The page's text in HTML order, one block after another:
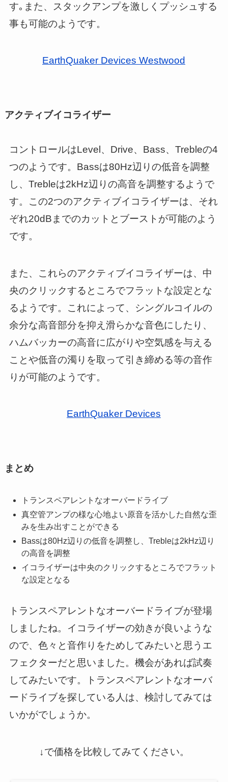
す｡また、スタックアンプを激しくプッシュする
事も可能のようです。
EarthQuaker Devices Westwood
アクティブイコライザー
コントロールはLevel、Drive、Bass、Trebleの4
つのようです。Bassは80Hz辺りの低音を調整
し、Trebleは2kHz辺りの高音を調整するようで
す。この2つのアクティブイコライザーは、それ
ぞれ20dBまでのカットとブーストが可能のよう
です。
また、これらのアクティブイコライザーは、中
央のクリックするところでフラットな設定とな
るようです。これによって、シングルコイルの
余分な高音部分を抑え滑らかな音色にしたり、
ハムバッカーの高音に広がりや空気感を与える
ことや低音の濁りを取って引き締める等の音作
りが可能のようです。
EarthQuaker Devices
まとめ
トランスペアレントなオーバードライブ
真空管アンプの様な心地よい原音を活かした自然な歪
みを生み出すことができる
Bassは80Hz辺りの低音を調整し、Trebleは2kHz辺り
の高音を調整
イコライザーは中央のクリックするところでフラット
な設定となる
トランスペアレントなオーバードライブが登場
しましたね。イコライザーの効きが良いような
ので、色々と音作りをためしてみたいと思うエ
フェクターだと思いました。機会があれば試奏
してみたいです。トランスペアレントなオーバ
ードライブを探している人は、検討してみては
いかがでしょうか。
↓で価格を比較してみてください。